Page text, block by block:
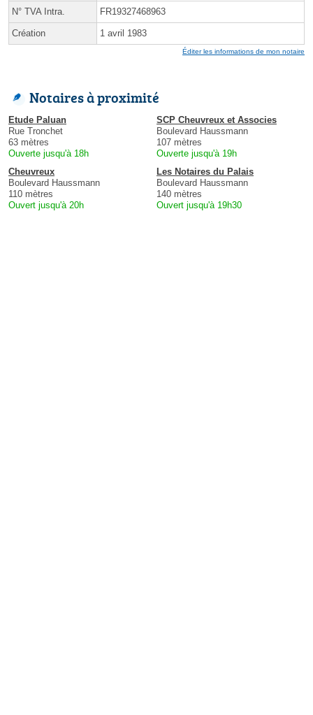
N° TVA Intra. FR19327468963
Création 1 avril 1983
Éditer les informations de mon notaire
Notaires à proximité
Etude Paluan
Rue Tronchet
63 mètres
Ouverte jusqu'à 18h
SCP Cheuvreux et Associes
Boulevard Haussmann
107 mètres
Ouverte jusqu'à 19h
Cheuvreux
Boulevard Haussmann
110 mètres
Ouvert jusqu'à 20h
Les Notaires du Palais
Boulevard Haussmann
140 mètres
Ouvert jusqu'à 19h30